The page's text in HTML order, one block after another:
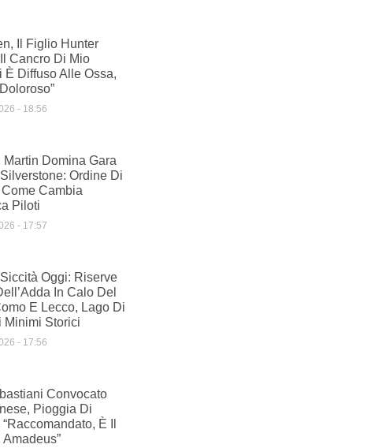
Il Figlio Hunter
Cancro Di Mio
È Diffuso Alle Ossa,
18:56
Martin Domina Gara
Ordine Di
Cambia
Piloti
17:57
Oggi: Riserve
In Calo Del
E Lecco, Lago Di
Minimi Storici
17:56
Convocato
Pioggia Di
È Il